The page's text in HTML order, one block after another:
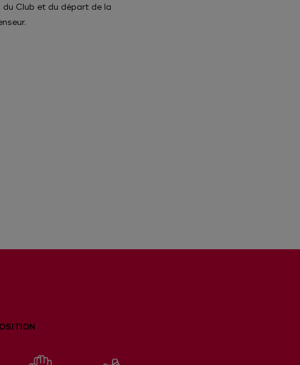
Club et du départ de la